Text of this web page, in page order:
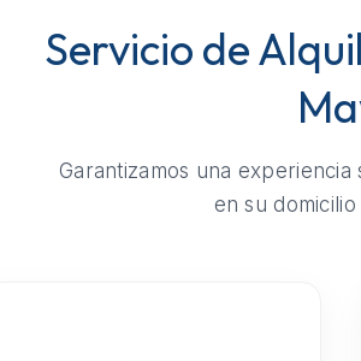
Servicio de
Garantizamos una
en su domicilio